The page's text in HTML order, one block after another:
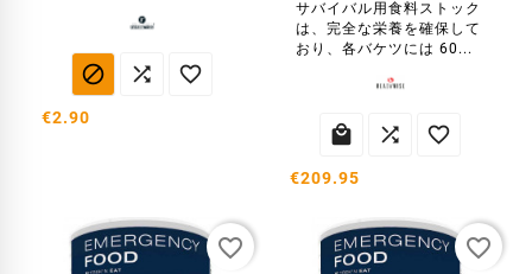
  
€2.90
サバイバル用食料ストック
は、完全な栄養を確保して
おり、各バケツには 60...
  
€209.95
favorite_border favorite_border